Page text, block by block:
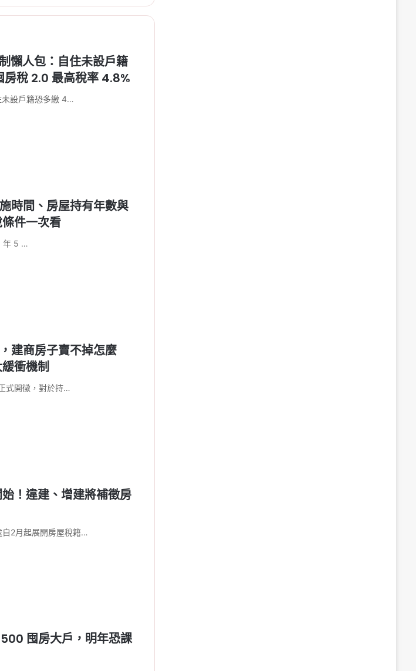
懶人包：自住未設戶籍
稅 2.0 最高稅率 4.8%
設戶籍恐多繳 4…
時間、房屋持有年數與
件一次看
年 5 …
建商房子賣不掉怎麼
衝機制
式開徵，對於持…
！違建、增建將補徵房
2月起展開房屋稅籍…
囤房大戶，明年恐課